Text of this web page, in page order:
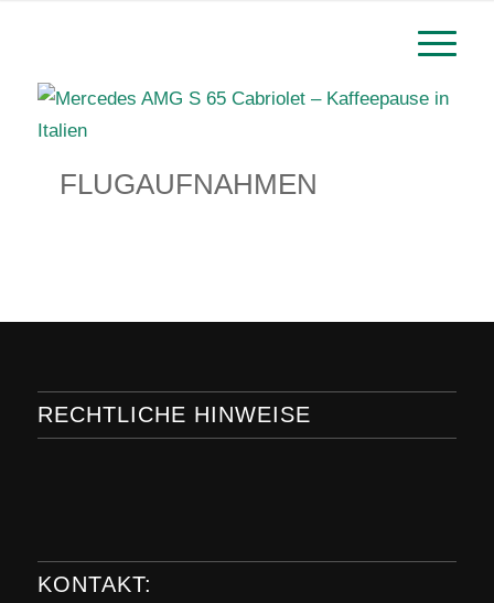
FLUGAUFNAHMEN
RECHTLICHE HINWEISE
KONTAKT: